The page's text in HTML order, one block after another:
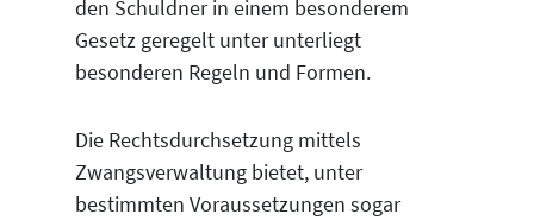
den Schuldner in einem besonderem
Gesetz geregelt unter unterliegt
besonderen Regeln und Formen.
Die Rechtsdurchsetzung mittels
Zwangsverwaltung bietet, unter
bestimmten Voraussetzungen sogar